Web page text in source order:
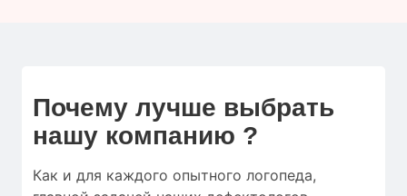
Почему лучше выбрать
нашу компанию ?
Как и для каждого опытного логопеда,